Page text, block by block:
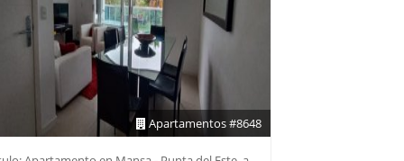
Total : 185 m2 Consulte con nuestros
Apartamentos #8648